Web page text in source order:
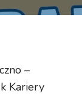
–
Kariery